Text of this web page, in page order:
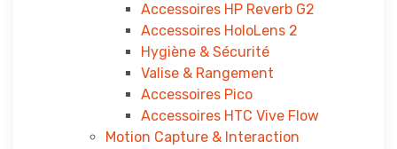
Accessoires HP Reverb G2
Accessoires HoloLens 2
Hygiène & Sécurité
Valise & Rangement
Accessoires Pico
Accessoires HTC Vive Flow
Motion Capture & Interaction